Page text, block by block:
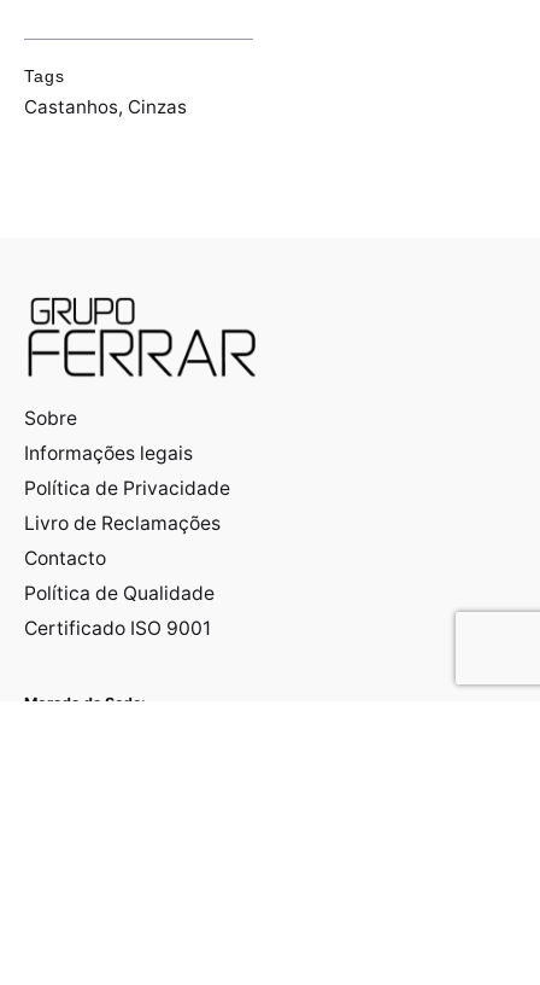
Tags
Castanhos, Cinzas
Sobre
Informações legais
Política de Privacidade
Livro de Reclamações
Contacto
Política de Qualidade
Certificado ISO 9001
Morada da Sede: